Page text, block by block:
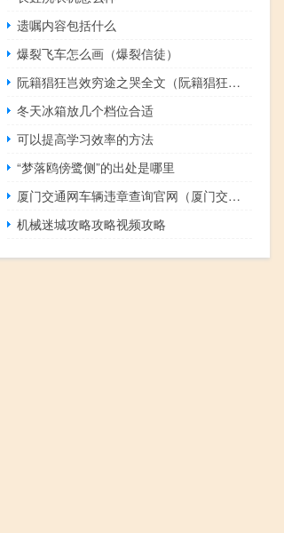
遗嘱内容包括什么
爆裂飞车怎么画（爆裂信徒）
阮籍猖狂岂效穷途之哭全文（阮籍猖狂岂效穷途之哭）
冬天冰箱放几个档位合适
可以提高学习效率的方法
“梦落鸥傍鹭侧”的出处是哪里
厦门交通网车辆违章查询官网（厦门交通网车辆违章查询）
机械迷城攻略攻略视频攻略